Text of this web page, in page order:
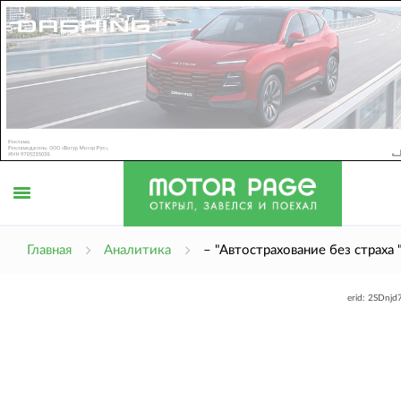
Главная Аналитика – "Автострахование без страха
erid: